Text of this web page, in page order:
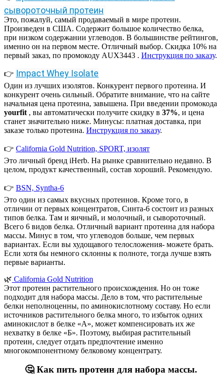
сывороточный протеин
Это, пожалуй, самый продаваемый в мире протеин.
Произведен в США. Содержит большое количество белка,
при низком содержании углеводов. В большинстве рейтингов,
именно он на первом месте. Отличный выбор. Скидка 10% на
первый заказ, по промокоду AUX3443 . Инструкция по заказу.
👉 Impact Whey Isolate
Один из лучших изолятов. Конкурент первого протеина. И
конкурент очень сильный. Обратите внимание, что на сайте
начальная цена протеина, завышена. При введении промокода
yourfit , вы автоматически получите скидку в 37%, и цена
станет значительно ниже. Минусы: платная доставка, при
заказе только протеина. Инструкция по заказу.
👉 California Gold Nutrition, SPORT, изолят
Это личный бренд iHerb. На рынке сравнительно недавно. В
целом, продукт качественный, состав хороший. Рекомендую.
👉 BSN, Syntha-6
Это один из самых вкусных протеинов. Кроме того, в
отличии от первых концентратов, Синта-6 состоит из разных
типов белка. Там и яичный, и молочный, и сывороточный.
Всего 6 видов белка. Отличный вариант протеина для набора
массы. Минус в том, что углеводов больше, чем первых
вариантах. Если вы худощавого телосложения- можете брать.
Если хотя бы немного склонны к полноте, тогда лучше взять
первые варианты.
🌿 California Gold Nutrition
Этот протеин растительного происхождения. Но он тоже
подходит для набора массы. Дело в том, что растительные
белки неполноценны, по аминокислотному составу. Но если
источников растительного белка много, то избыток одних
аминокислот в белке «А», может компенсировать их же
нехватку в белке «Б». Поэтому, выбирая растительный
протеин, следует отдать предпочтение именно
многокомпонентному белковому концентрату.
🤔 Как пить протеин для набора массы.